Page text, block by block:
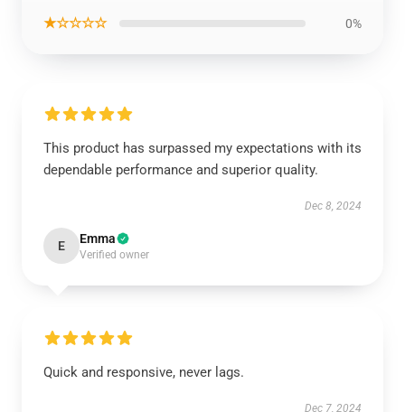
★☆☆☆☆ 0%
This product has surpassed my expectations with its
dependable performance and superior quality.
Dec 8, 2024
E Emma
Verified owner
Quick and responsive, never lags.
Dec 7, 2024